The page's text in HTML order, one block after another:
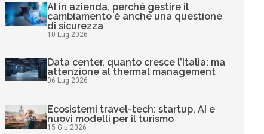
AI in azienda, perché gestire il
cambiamento è anche una questione
di sicurezza
10 Lug 2026
Data center, quanto cresce l’Italia: ma
attenzione al thermal management
06 Lug 2026
Ecosistemi travel-tech: startup, AI e
nuovi modelli per il turismo
15 Giu 2026